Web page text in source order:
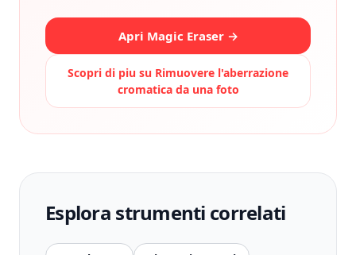
Apri Magic Eraser →
Scopri di piu su Rimuovere l'aberrazione
cromatica da una foto
Esplora strumenti correlati